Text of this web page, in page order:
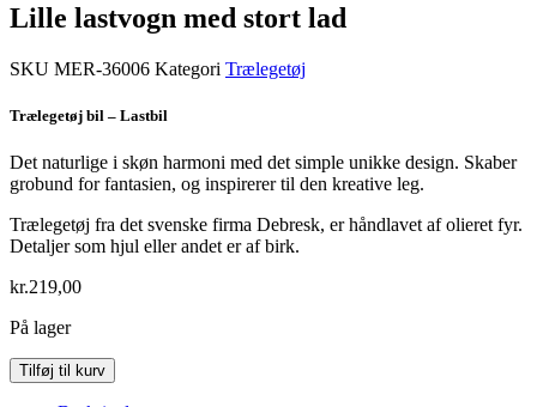
Lille lastvogn med stort lad
SKU MER-36006 Kategori Trælegetøj
Trælegetøj bil – Lastbil
Det naturlige i skøn harmoni med det simple unikke design. Skaber
grobund for fantasien, og inspirerer til den kreative leg.
Trælegetøj fra det svenske firma Debresk, er håndlavet af olieret fyr.
Detaljer som hjul eller andet er af birk.
kr.219,00
På lager
Lille
lastvogn
Tilføj til kurv